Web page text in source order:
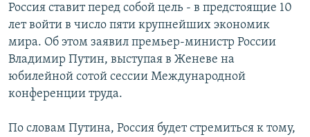
поиску
НАГОРНЫЙ КАРАБАХ
КУЛЬТУРА
СПОРТ
АРХИВ
Россия ставит перед собой цель - в предстоящие 10
лет войти в число пяти крупнейших экономик
мира. Об этом заявил премьер-министр России
Владимир Путин, выступая в Женеве на
юбилейной сотой сессии Международной
конференции труда.
По словам Путина, Россия будет стремиться к тому,